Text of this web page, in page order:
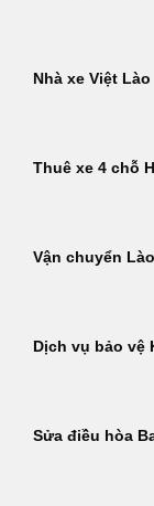
Nhà xe Việt Lào
Thuê xe 4 chỗ
Vận chuyển
Dịch vụ bảo vệ
Sửa điều hòa